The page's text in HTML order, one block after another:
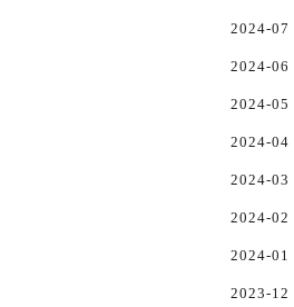
2024-07
2024-06
2024-05
2024-04
2024-03
2024-02
2024-01
2023-12